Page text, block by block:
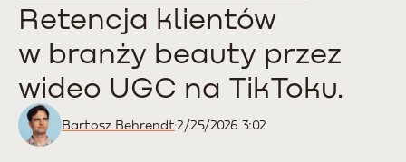
Retencja klientów
w branży beauty przez
wideo UGC na TikToku.
Bartosz Behrendt2/25/2026 3:02